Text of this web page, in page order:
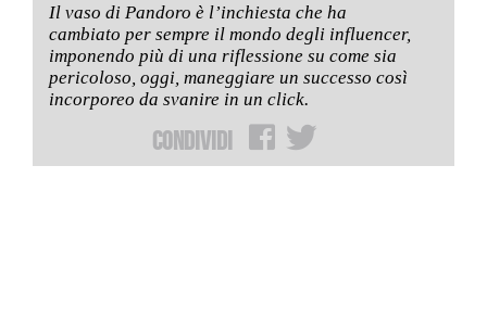
Il vaso di Pandoro è l’inchiesta che ha
cambiato per sempre il mondo degli influencer,
imponendo più di una riflessione su come sia
pericoloso, oggi, maneggiare un successo così
incorporeo da svanire in un click.
Condividi